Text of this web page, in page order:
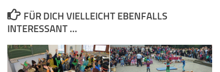
FÜR DICH VIELLEICHT EBENFALLS
INTERESSANT …